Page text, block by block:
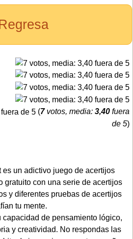
(7votos, media: 3,40 fuera
de 5)
es un adictivo juego de acertijos
gratuito con una serie de acertijos
y diferentes pruebas de acertijos
tu mente.
capacidad de pensamiento lógico,
y creatividad. No respondas las